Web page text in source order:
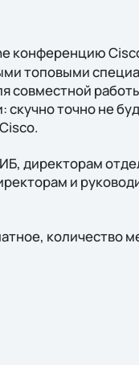
конференцию
топовыми
совместной
точно не
директорам
и
количество